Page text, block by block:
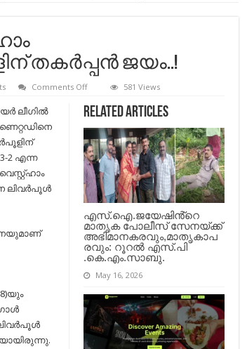
തകര്‍പ്പന്‍ ജയം..!
Comments Offon
പ്രീമിയര്‍
ലീഗ്
;
വെസ്റ്റ്ഹാം
യുണൈറ്റഡിനെതിരെ
ലിവര്‍പൂളിന്
തകര്‍പ്പന്‍
ജയം..!
581 Views
Related Articles
എസ്.ഐ.ജയേഷിൻ്റെ
മാതൃക പോലീസ് സേനയ്ക്ക്
അഭിമാനകരവും,മാതൃകാപ
രവും: റൂറൽ എസ്.പി
.കെ.എം.സാബു.
May 16, 2026
ലീഗില്‍
2 എന്ന
ലിവര്‍പൂള്‍